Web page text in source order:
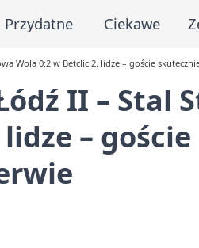
Przydatne Ciekawe
Wola 0:2 w Betclic 2. lidze – goście
II – Stal
– goście